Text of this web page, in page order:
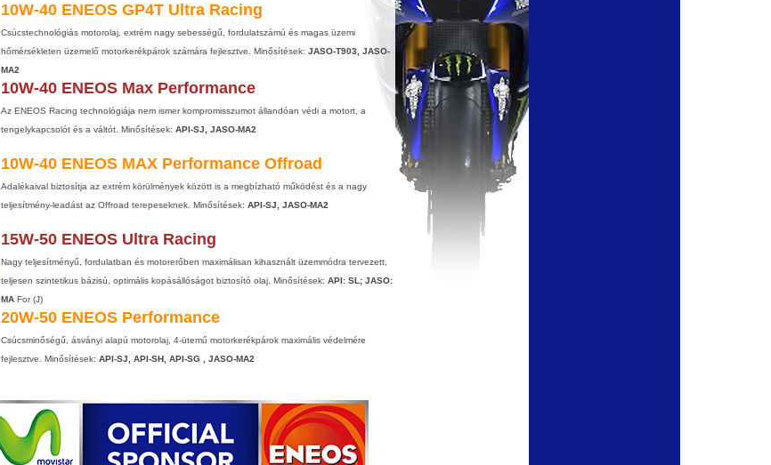
10W-40 ENEOS GP4T Ultra Racing
Csúcstechnológiás motorolaj, extrém nagy sebességű, fordulatszámú és magas üzemi
hőmérsékleten üzemelő motorkerékpárok számára fejlesztve. Minősítések: JASO-T903, JASO-
MA2
10W-40 ENEOS Max Performance
Az ENEOS Racing technológiája nem ismer kompromisszumot állandóan védi a motort, a
tengelykapcsolót és a váltót. Minősítések: API-SJ, JASO-MA2
10W-40 ENEOS MAX Performance Offroad
Adalékaival biztosítja az extrém körülmények között is a megbízható működést és a nagy
teljesítmény-leadást az Offroad terepeseknek. Minősítések: API-SJ, JASO-MA2
15W-50 ENEOS Ultra Racing
Nagy teljesítményű, fordulatban és motorerőben maximálisan kihasznált üzemmódra tervezett,
teljesen szintetikus bázisú, optimális kopásállóságot biztosító olaj. Minősítések: API: SL; JASO:
MA For (J)
20W-50 ENEOS Performance
Csúcsminőségű, ásványi alapú motorolaj, 4-ütemű motorkerékpárok maximális védelmére
fejlesztve. Minősítések: API-SJ, API-SH, API-SG , JASO-MA2